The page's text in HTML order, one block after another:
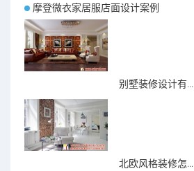
摩登微衣家居服店面设计案例
别墅装修设计有...
北欧风格装修怎...